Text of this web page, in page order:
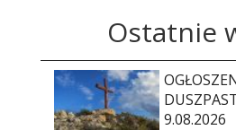
Ostatnie
9.08.2026